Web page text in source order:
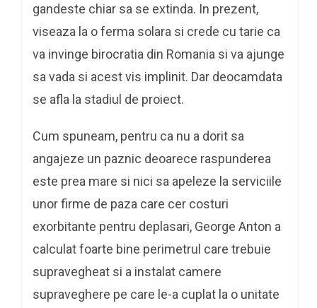
gandeste chiar sa se extinda. In prezent,
viseaza la o ferma solara si crede cu tarie ca
va invinge birocratia din Romania si va ajunge
sa vada si acest vis implinit. Dar deocamdata
se afla la stadiul de proiect.
Cum spuneam, pentru ca nu a dorit sa
angajeze un paznic deoarece raspunderea
este prea mare si nici sa apeleze la serviciile
unor firme de paza care cer costuri
exorbitante pentru deplasari, George Anton a
calculat foarte bine perimetrul care trebuie
supravegheat si a instalat camere
supraveghere pe care le-a cuplat la o unitate